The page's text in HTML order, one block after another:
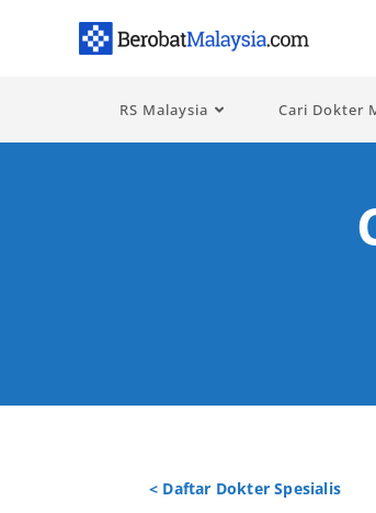
RS Malaysia Cari Dokter
< Daftar Dokter Spesialis